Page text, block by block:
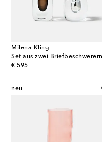
Milena Kling
Set aus zwei Briefbeschwerern
€ 595
original price
neu